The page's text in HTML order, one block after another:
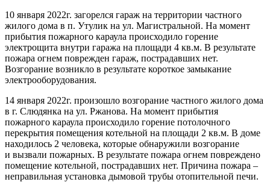
10 января 2022г. загорелся гараж на территории частного
жилого дома в п. Утулик на ул. Магистральной. На момент
прибытия пожарного караула происходило горение
электрощита внутри гаража на площади 4 кв.м. В результате
пожара огнем поврежден гараж, пострадавших нет.
Возгорание возникло в результате короткое замыкание
электрооборудования.
14 января 2022г. произошло возгорание частного жилого дома
в г. Слюдянка на ул. Ржанова. На момент прибытия
пожарного караула происходило горение потолочного
перекрытия помещения котельной на площади 2 кв.м. В доме
находилось 2 человека, которые обнаружили возгорание
и вызвали пожарных. В результате пожара огнем повреждено
помещение котельной, пострадавших нет. Причина пожара –
неправильная установка дымовой трубы отопительной печи.